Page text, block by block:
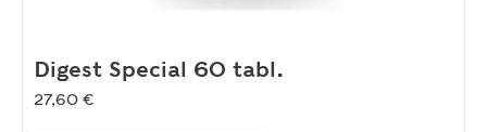
Digest Special 60 tabl.
27,60 €